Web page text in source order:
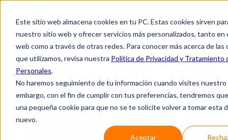
Este sitio web almacena cookies en tu PC. Estas cookies sirven
nuestro sitio web y ofrecer servicios más personalizados, tanto en
web como a través de otras redes. Para conocer más acerca de las
que utilizamos, revisa nuestra Política de Privacidad y Tratamiento
Personales.
No haremos seguimiento de tu información cuando visites nuestro
embargo, con el fin de cumplir con tus preferencias, tendremos
una pequeña cookie para que no se te solicite volver a tomar esta
nuevo.
Aceptar